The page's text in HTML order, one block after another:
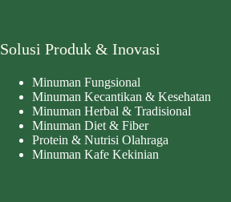
Solusi Produk & Inovasi
Minuman Fungsional
Minuman Kecantikan & Kesehatan
Minuman Herbal & Tradisional
Minuman Diet & Fiber
Protein & Nutrisi Olahraga
Minuman Kafe Kekinian